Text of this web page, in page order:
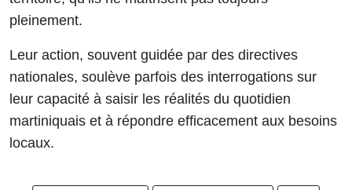
pleinement.
Leur action, souvent guidée par des directives
nationales, soulève parfois des interrogations sur
leur capacité à saisir les réalités du quotidien
martiniquais et à répondre efficacement aux besoins
locaux.